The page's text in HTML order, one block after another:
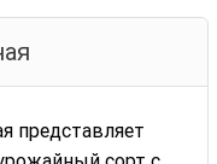
представляет